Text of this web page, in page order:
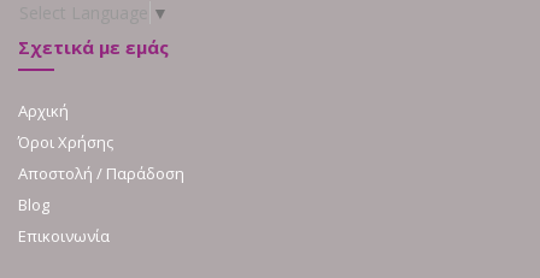
▼
Σχετικά με εμάς
Αρχική
Όροι Χρήσης
Αποστολή / Παράδοση
Blog
Επικοινωνία